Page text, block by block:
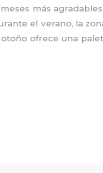
más
el verano, la
ofrece una